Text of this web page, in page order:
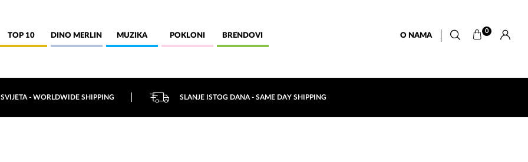
TOP 10 DINO MERLIN MUZIKA POKLONI BRENDOVI O NAMA
0
- WORLDWIDE SHIPPING SLANJE ISTOG DANA - SAME DAY SHIPPING